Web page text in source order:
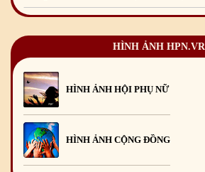
Mừng Xuân Canh Tý 2020 22/01/2020
Chúc mừng Giáng sinh và Năm mới 2020
Mừng Xuân Kỷ Hợi 2019
Chúc mừng Giáng sinh và Năm mới 2019
Mừng Xuân Bính Ngọ 2026
HÌNH ẢNH HPN.VR
HÌNH ẢNH HỘI PHỤ NỮ
HÌNH ẢNH CỘNG ĐỒNG